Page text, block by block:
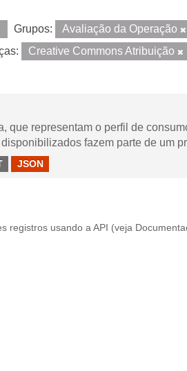
Grupos: Avaliação da Operação
Creative Commons Atribuição
que representam o perfil de
fazem parte de um
JSON
registros usando aAPI (veja